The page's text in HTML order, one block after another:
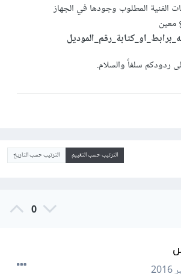
الفنية المطلوب وجودها في الجهاز
ردودكم سلفاً والسلام.
الترتيب حسب التقييم الترتيب حسب التاريخ
0